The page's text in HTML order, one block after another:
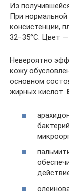
Из
При нормальной
консистенции,
32−35°C. Цвет
Невероятно
кожу
основном
жирных кислот.